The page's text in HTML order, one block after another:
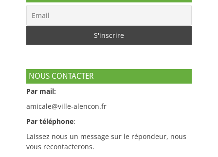
NOUS CONTACTER
Par mail:
amicale@ville-alencon.fr
Par téléphone:
Laissez nous un message sur le répondeur, nous
vous recontacterons.